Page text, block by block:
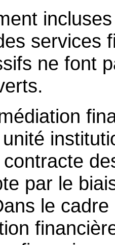
services
ne font
par le
le